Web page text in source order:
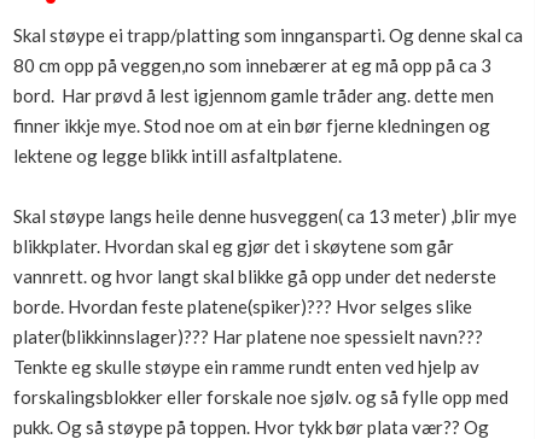
Kom i gang med Boligmappa
Se din bolig? Klikk her
Boligmappa+
Få mer ut av Boligmappa
Skal støype ei trapp/platting som inngansparti. Og denne skal ca
80 cm opp på veggen,no som innebærer at eg må opp på ca 3
bord. Har prøvd å lest igjennom gamle tråder ang. dette men
finner ikkje mye. Stod noe om at ein bør fjerne kledningen og
lektene og legge blikk intill asfaltplatene.
Skal støype langs heile denne husveggen( ca 13 meter) ,blir mye
blikkplater. Hvordan skal eg gjør det i skøytene som går
vannrett. og hvor langt skal blikke gå opp under det nederste
borde. Hvordan feste platene(spiker)??? Hvor selges slike
plater(blikkinnslager)??? Har platene noe spessielt navn???
Tenkte eg skulle støype ein ramme rundt enten ved hjelp av
forskalingsblokker eller forskale noe sjølv. og så fylle opp med
pukk. Og så støype på toppen. Hvor tykk bør plata vær?? Og